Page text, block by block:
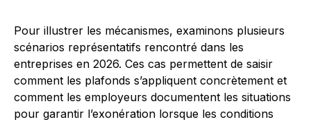
Pour illustrer les mécanismes, examinons plusieurs
scénarios représentatifs rencontré dans les
entreprises en 2026. Ces cas permettent de saisir
comment les plafonds s’appliquent concrètement et
comment les employeurs documentent les situations
pour garantir l’exonération lorsque les conditions